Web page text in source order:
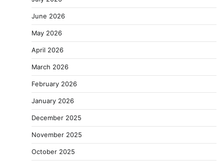
June 2026
May 2026
April 2026
March 2026
February 2026
January 2026
December 2025
November 2025
October 2025